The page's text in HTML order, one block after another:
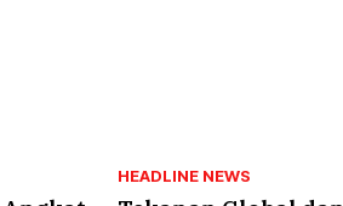
HEADLINE NEWS